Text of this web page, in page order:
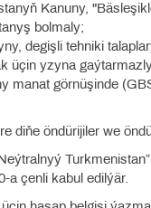
Kanuny,
bolmaly;
degişli tehniki
üçin yzyna
manat görnüşinde
diňe öndürijiler we
a çenli kabul edilýär.